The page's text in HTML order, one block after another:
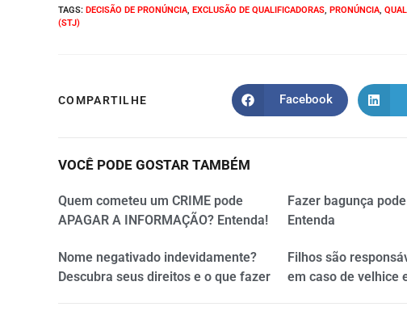
TAGS: DECISÃO DE PRONÚNCIA, EXCLUSÃO DE QUALIFICADORAS, PRONÚNCIA,
(STJ)
COMPARTILHE Facebook
VOCÊ PODE GOSTAR TAMBÉM
Quem cometeu um CRIME pode
APAGAR A INFORMAÇÃO? Entenda!
Fazer bagunça
Entenda
Nome negativado indevidamente?
Descubra seus direitos e o que fazer
Filhos são
em caso de velhice